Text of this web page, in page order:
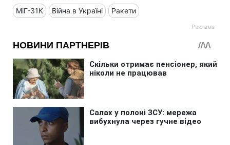
МіГ-31К Війна в Україні Ракети